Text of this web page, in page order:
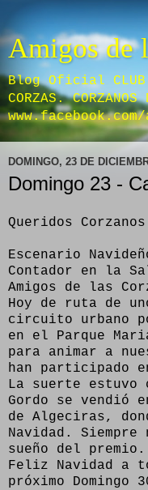
Amigos de
Blog Oficial CLUB
CORZAS.
DOMINGO, 23 DE
Domingo 23 -
Queridos
Escenario
Contador en la
Amigos de las
Hoy de ruta de
circuito urbano
en el Parque
para animar a
han participado
La suerte
Gordo se vendió
de Algeciras,
Navidad.
sueño del premio.
Feliz Navidad a
próximo Domingo